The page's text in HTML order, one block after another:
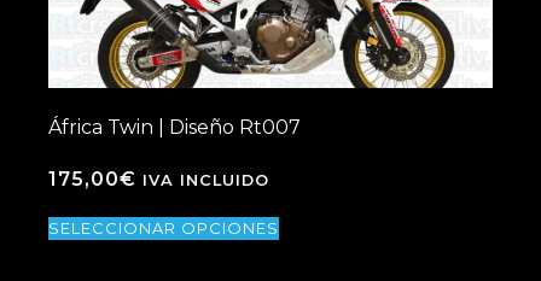
África Twin | Diseño Rt007
175,00€ IVA INCLUIDO
SELECCIONAR OPCIONES